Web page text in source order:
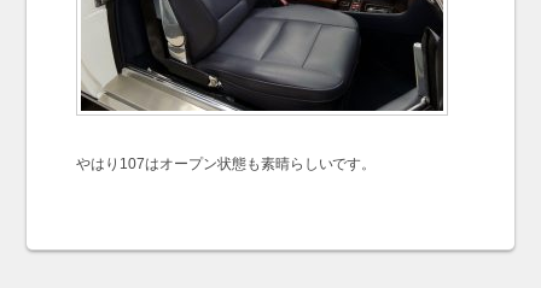
やはり107はオープン状態も素晴らしいです。